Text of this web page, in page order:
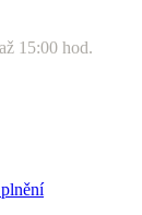
15:00 hod.